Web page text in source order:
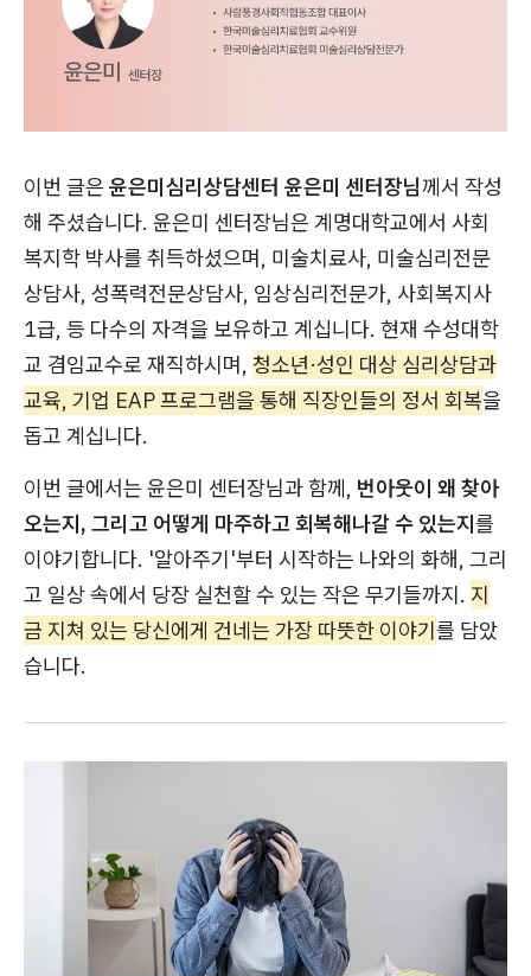
이번 글은 윤은미심리상담센터 윤은미 센터장님께서 작성
해 주셨습니다. 윤은미 센터장님은 계명대학교에서 사회
복지학 박사를 취득하셨으며, 미술치료사, 미술심리전문
상담사, 성폭력전문상담사, 임상심리전문가, 사회복지사
1급, 등 다수의 자격을 보유하고 계십니다. 현재 수성대학
교 겸임교수로 재직하시며, 청소년·성인 대상 심리상담과
교육, 기업 EAP 프로그램을 통해 직장인들의 정서 회복을
돕고 계십니다.
이번 글에서는 윤은미 센터장님과 함께, 번아웃이 왜 찾아
오는지, 그리고 어떻게 마주하고 회복해나갈 수 있는지를
이야기합니다. '알아주기'부터 시작하는 나와의 화해, 그리
고 일상 속에서 당장 실천할 수 있는 작은 무기들까지. 지
금 지쳐 있는 당신에게 건네는 가장 따뜻한 이야기를 담았
습니다.